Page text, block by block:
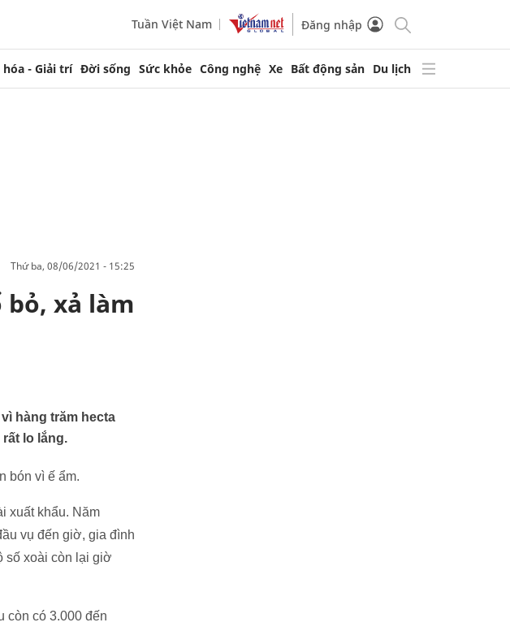
Tuần Việt Nam Đăng nhập
hóa - Giải trí Đời sống Sức khỏe Công nghệ Xe Bất động sản Du lịch
thứ ba, 08/06/2021 - 15:25
xả làm
hàng trăm hecta
lo lắng.
bón vì ế ẩm.
xuất khẩu. Năm
vụ đến giờ, gia đình
số xoài còn lại giờ
còn có 3.000 đến